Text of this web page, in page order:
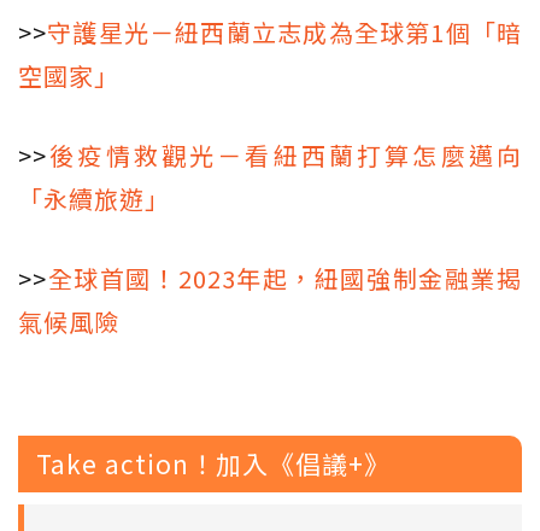
>>守護星光－紐西蘭立志成為全球第1個「暗
空國家」
>>後疫情救觀光－看紐西蘭打算怎麼邁向
「永續旅遊」
>>全球首國！2023年起，紐國強制金融業揭
氣候風險
Take action！加入《倡議+》